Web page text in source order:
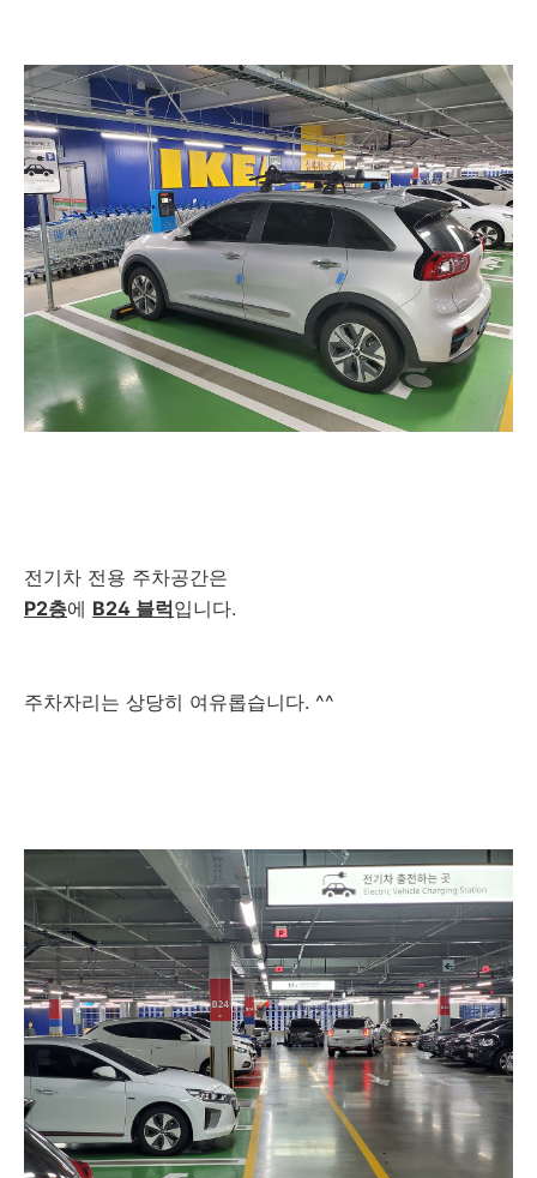
전기차 전용 주차공간은
P2층에 B24 블럭입니다.
주차자리는 상당히 여유롭습니다. ^^